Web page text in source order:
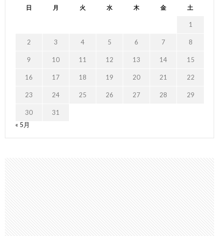
日 月 火 水 木 金 土
1
2 3 4 5 6 7 8
9 10 11 12 13 14 15
16 17 18 19 20 21 22
23 24 25 26 27 28 29
30
31
« 5月